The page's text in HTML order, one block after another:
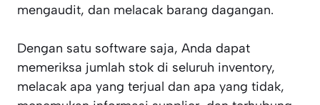
mengaudit, dan melacak barang dagangan.
Dengan satu software saja, Anda dapat
memeriksa jumlah stok di seluruh inventory,
melacak apa yang terjual dan apa yang tidak,